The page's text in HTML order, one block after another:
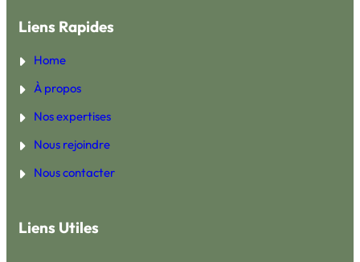
Liens Rapides
Home
À propos
Nos expertises
Nous rejoindre
Nous contacter
Liens Utiles